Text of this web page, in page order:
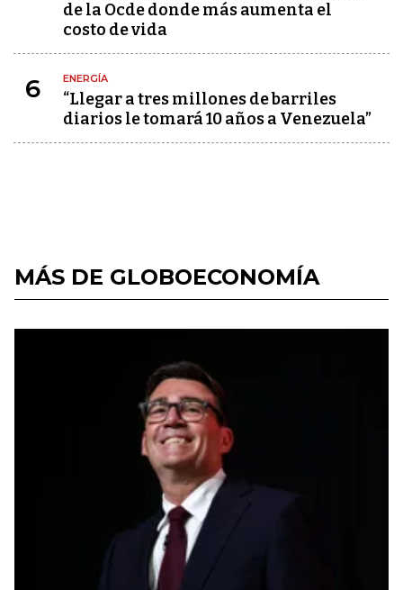
de la Ocde donde más aumenta el
costo de vida
6 ENERGÍA
“Llegar a tres millones de barriles
diarios le tomará 10 años a Venezuela”
MÁS DE GLOBOECONOMÍA